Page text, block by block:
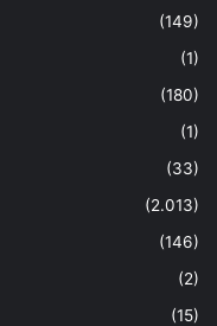
(149)
(1)
(180)
(1)
(33)
(2.013)
(146)
(2)
(15)